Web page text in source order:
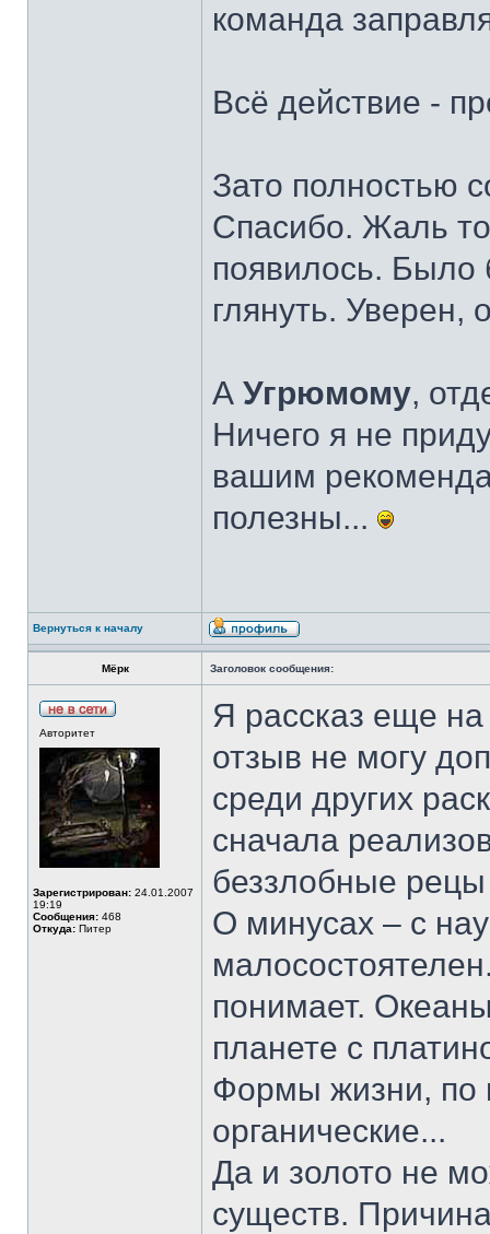
команда
Всё действие -
Зато полностью
Спасибо. Жаль
появилось. Было
глянуть. Уверен,
А Угрюмому,
Ничего я не
вашим
полезны...
Вернуться к началу
Мёрк Заголовок сообщения:
Авторитет
Зарегистрирован: 24.01.2007
19:19
Сообщения: 468
Откуда: Питер
Я рассказ еще
отзыв не могу
среди других
сначала
беззлобные рецы
О минусах – с
понимает.
планете с
Формы жизни, по
органические...
Да и золото не
существ.